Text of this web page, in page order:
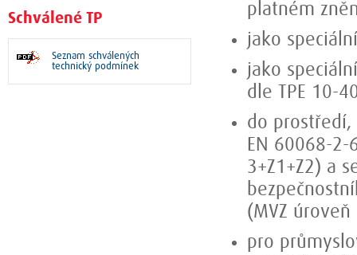
platném
jako
jako
dle TPE 10-
do prostředí,
EN 60068-
3+Z1+Z2) a
(MVZ úroveň
pro
Schválené TP
Seznam schválených
technický podmínek